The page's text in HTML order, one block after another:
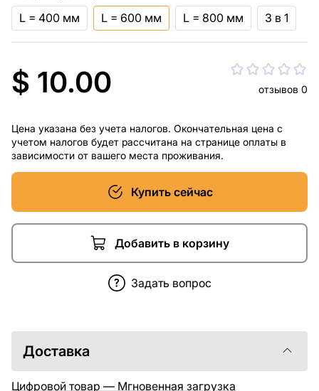
L = 400 мм L = 600 мм L = 800 мм 3 в 1
$ 10.00 отзывов 0
Цена указана без учета налогов. Окончательная цена с
учетом налогов будет рассчитана на странице оплаты в
зависимости от вашего места проживания.
Купить сейчас
Добавить в корзину
Задать вопрос
Доставка
Цифровой товар — Мгновенная загрузка